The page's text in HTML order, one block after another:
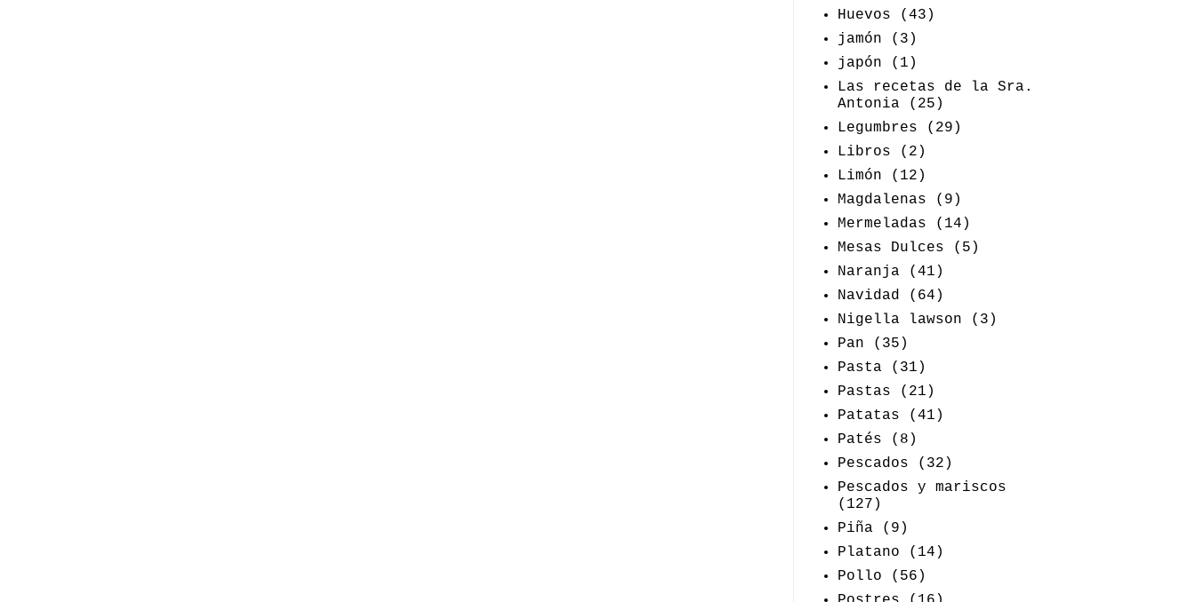
Huevos
(43)
jamón
(3)
japón
(1)
Las recetas de la Sra.
Antonia
(25)
Legumbres
(29)
Libros
(2)
Limón
(12)
Magdalenas
(9)
Mermeladas
(14)
Mesas Dulces
(5)
Naranja
(41)
Navidad
(64)
Nigella lawson
(3)
Pan
(35)
Pasta
(31)
Pastas
(21)
Patatas
(41)
Patés
(8)
Pescados
(32)
Pescados y mariscos
(127)
Piña
(9)
Platano
(14)
Pollo
(56)